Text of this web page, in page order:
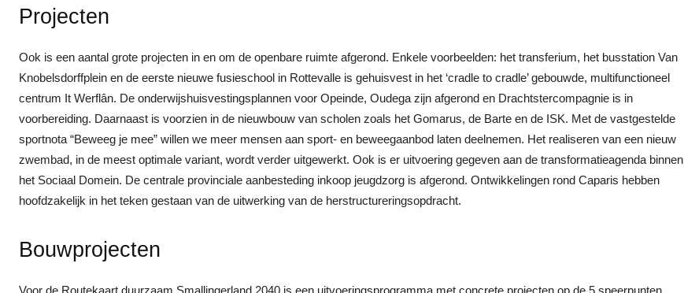
Projecten
Ook is een aantal grote projecten in en om de openbare ruimte afgerond. Enkele voorbeelden: het transferium, het busstation Van
Knobelsdorffplein en de eerste nieuwe fusieschool in Rottevalle is gehuisvest in het ‘cradle to cradle’ gebouwde, multifunctioneel
centrum It Werflân. De onderwijshuisvestingsplannen voor Opeinde, Oudega zijn afgerond en Drachtstercompagnie is in
voorbereiding. Daarnaast is voorzien in de nieuwbouw van scholen zoals het Gomarus, de Barte en de ISK. Met de vastgestelde
sportnota “Beweeg je mee” willen we meer mensen aan sport- en beweegaanbod laten deelnemen. Het realiseren van een nieuw
zwembad, in de meest optimale variant, wordt verder uitgewerkt. Ook is er uitvoering gegeven aan de transformatieagenda binnen
het Sociaal Domein. De centrale provinciale aanbesteding inkoop jeugdzorg is afgerond. Ontwikkelingen rond Caparis hebben
hoofdzakelijk in het teken gestaan van de uitwerking van de herstructureringsopdracht.
Bouwprojecten
Voor de Routekaart duurzaam Smallingerland 2040 is een uitvoeringsprogramma met concrete projecten op de 5 speerpunten